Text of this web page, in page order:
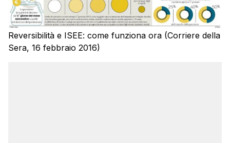
Reversibilità e ISEE: come funziona ora (Corriere della
Sera, 16 febbraio 2016)